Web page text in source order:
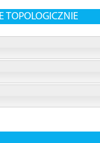
TOPOLOGICZNIE